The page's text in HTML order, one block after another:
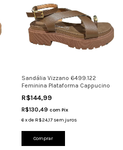
Sandália Vizzano 6499.122
Feminina Plataforma Cappucino
R$144,99
R$130,49 com Pix
6xde R$24,17 sem juros
Comprar